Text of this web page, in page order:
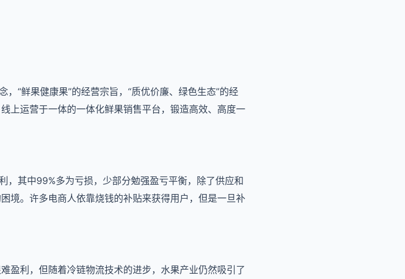
“鲜果健康果”的经营宗旨，“质优价廉、绿色生态”的经
上运营于一体的一体化鲜果销售平台，锻造高效、高度一
，其中99%多为亏损，少部分勉强盈亏平衡，除了供应和
境。许多电商人依靠烧钱的补贴来获得用户，但是一旦补
盈利，但随着冷链物流技术的进步，水果产业仍然吸引了